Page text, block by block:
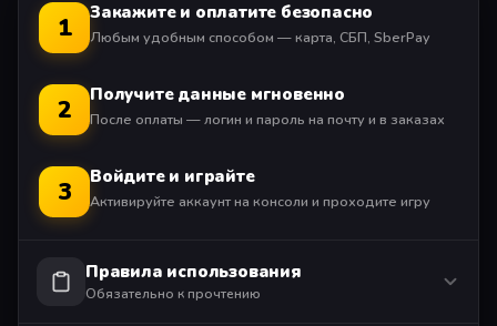
1 Закажите и оплатите безопасно
Любым удобным способом — карта, СБП, SberPay
2 Получите данные мгновенно
После оплаты — логин и пароль на почту и в заказах
3 Войдите и играйте
Активируйте аккаунт на консоли и проходите игру
Правила использования
Обязательно к прочтению